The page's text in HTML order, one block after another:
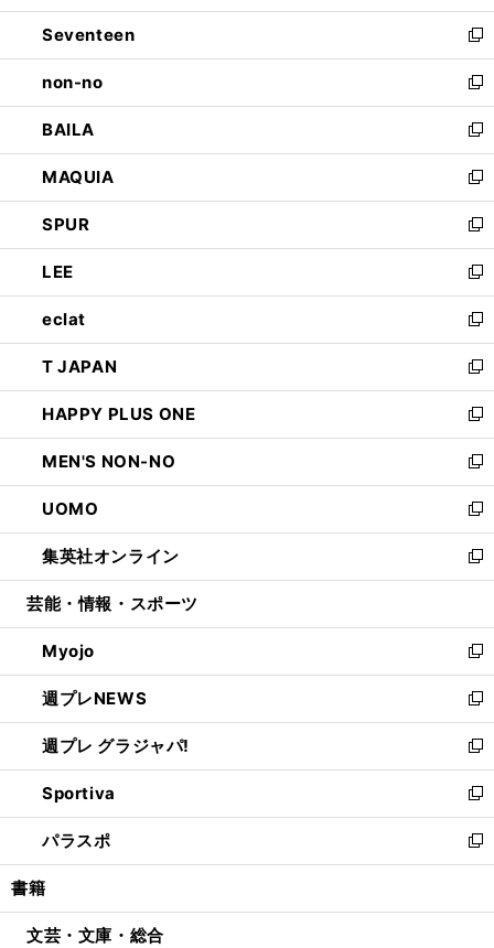
開
く
ウ
で
開
く
ン
ド
ウ
で
開
く
Seventeen
新
し
い
ウ
ィ
ン
ド
ウ
で
開
く
non-no
新
し
い
ウ
ィ
ン
ド
ウ
で
開
く
BAILA
新
し
い
ウ
ィ
ン
ド
ウ
で
開
く
MAQUIA
新
し
い
ウ
ィ
ン
ド
ウ
で
開
く
SPUR
新
し
い
ウ
ィ
ン
ド
ウ
で
開
く
LEE
新
し
い
ウ
ィ
ン
ド
ウ
で
開
く
eclat
新
し
い
ウ
ィ
ン
ド
ウ
で
開
く
T JAPAN
新
し
い
ウ
ィ
ン
ド
ウ
で
開
HAPPY PLUS ONE
新
し
い
ウ
ィ
ン
ド
ウ
開
く
MEN'S NON-NO
新
し
い
ウ
ィ
ン
ウ
で
開
く
UOMO
新
し
い
ウ
ン
ド
ウ
で
開
く
集英社オンライン
新
し
ウ
ィ
ン
ド
ウ
で
開
く
芸能・情報・スポーツ
Myojo
新
し
い
ウ
ィ
ン
ド
ウ
で
開
週プレNEWS
新
し
い
ウ
ィ
ン
ド
ウ
開
週プレ グラジャパ!
新
し
い
ウ
ィ
ン
ウ
Sportiva
新
し
い
ウ
ン
パラスポ
新
し
ウ
書籍
文芸・文庫・総合